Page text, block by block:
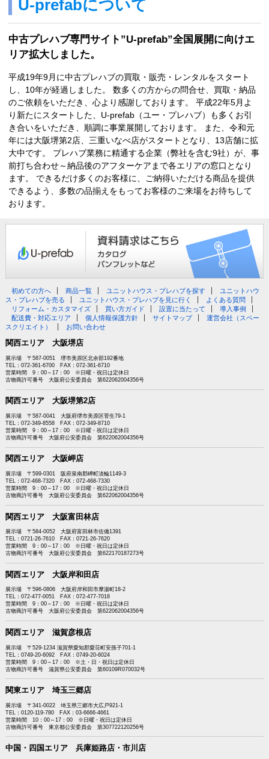
U-prefabについて
中古プレハブ専門サイト”U-prefab”全国展開に向けエ
リア拡大しました。
平成19年9月に中古プレハブの買取・販売・レンタルをスタート
し、10年が経過しました。 数多くの方からの問合せ、買取・納品
のご依頼をいただき、心より感謝しております。 平成22年5月よ
り新たにスタートした、U-prefab（ユー・プレハブ）も多くお引
き合いをいただき、順調に事業展開しております。 また、令和元
年には大阪堺第2店、三重いなべ店がスタートとなり、13店舗に拡
大中です。 プレハブ業務に精通する企業（弊社を含む9社）が、事
前打ち合わせ～納品後のアフターケアまで各エリアの窓口となり
ます。 できるだけ多くのお客様に、ご納得いただける商品を提供
できるよう、多数の品揃えをもってお客様のご来場をお待ちして
おります。
初めての方へ 商品一覧 ユニットハウス・プレハブを探す
ユニットハウ
ス・プレハブを売る
ユニットハウス・プレハブを見に行く
よくある質問
リフォーム・カスタマイズ
買い方ガイド 設置に当たって
導入事例
配送費・対応エリア
個人情報保護方針 サイトマップ
運営会社（スペー
スクリエイト）
お問い合わせ
関西エリア 大阪堺店
展示場 〒587-0051 堺市美原区北余部192番地
TEL：072-361-6700 FAX：072-361-6710
営業時間 9：00～17：00 ※日曜・祝日は定休日
古物商許可番号 大阪府公安委員会 第622062004356号
関西エリア 大阪堺第2店
展示場 〒587-0041 大阪府堺市美原区菅生79-1
TEL：072-349-8558 FAX：072-349-8710
営業時間 9：00～17：00 ※日曜・祝日は定休日
古物商許可番号 大阪府公安委員会 第622062004356号
関西エリア 大阪岬店
展示場 〒599-0301 阪府泉南郡岬町淡輪1149-3
TEL：072-468-7320 FAX：072-468-7330
営業時間 9：00～17：00 ※日曜・祝日は定休日
古物商許可番号 大阪府公安委員会 第622062004356号
関西エリア 大阪富田林店
展示場 〒584-0052 大阪府富田林市佐備1391
TEL：0721-26-7610 FAX：0721-26-7620
営業時間 9：00～17：00 ※日曜・祝日は定休日
古物商許可番号 大阪府公安委員会 第622170187273号
関西エリア 大阪岸和田店
展示場 〒596-0806 大阪府岸和田市摩湯町18-2
TEL：072-477-0051 FAX：072-477-7018
営業時間 9：00～17：00 ※日曜・祝日は定休日
古物商許可番号 大阪府公安委員会 第622062004356号
関西エリア 滋賀彦根店
展示場 〒529-1234 滋賀県愛知郡愛荘町安孫子701-1
TEL：0749-20-6092 FAX：0749-20-6024
営業時間 9：00～17：00 ※土・日・祝日は定休日
古物商許可番号 滋賀県公安委員会 第60109R070032号
関東エリア 埼玉三郷店
展示場 〒341-0022 埼玉県三郷市大広戸921-1
TEL：0120-119-780 FAX：03-6666-4661
営業時間 10：00～17：00 ※日曜・祝日は定休日
古物商許可番号 東京都公安委員会 第307722120256号
中国・四国エリア 兵庫姫路店・市川店